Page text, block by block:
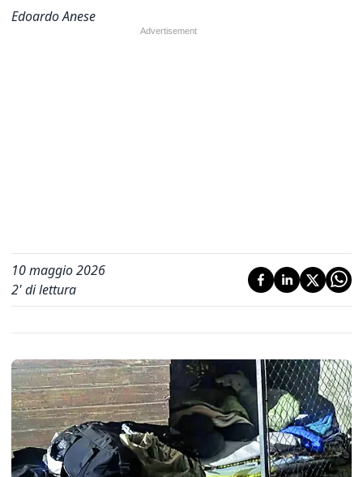
Edoardo Anese
10 maggio 2026
2' di lettura